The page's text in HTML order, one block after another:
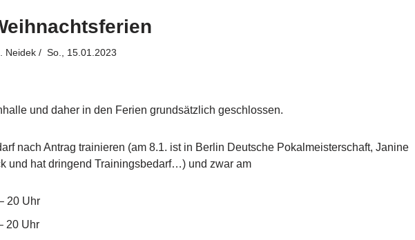
So., 15.01.2023
und daher in den Ferien grundsätzlich geschlossen.
nach Antrag trainieren (am 8.1. ist in Berlin Deutsche Pokalmeisterschaft, Janine
und hat dringend Trainingsbedarf…) und zwar am
Uhr
Uhr